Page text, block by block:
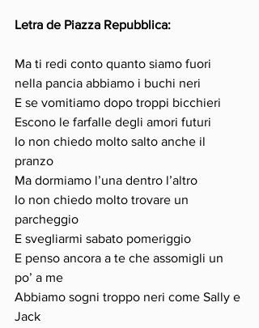
Letra de Piazza Repubblica:
Ma ti redi conto quanto siamo fuori
nella pancia abbiamo i buchi neri
E se vomitiamo dopo troppi bicchieri
Escono le farfalle degli amori futuri
Io non chiedo molto salto anche il
pranzo
Ma dormiamo l’una dentro l’altro
Io non chiedo molto trovare un
parcheggio
E svegliarmi sabato pomeriggio
E penso ancora a te che assomigli un
po’ a me
Abbiamo sogni troppo neri come Sally e
Jack